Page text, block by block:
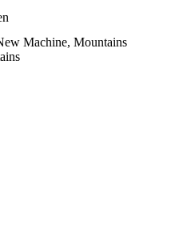
Machine, Mountains